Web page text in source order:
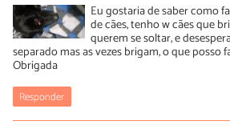
Eu gostaria de saber como
de cães, tenho w cães que
querem se soltar, e
separado mas as vezes brigam, o que posso
Obrigada
Responder